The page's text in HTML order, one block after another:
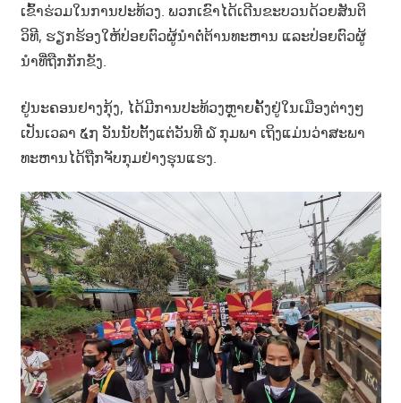
ເຂົ້າຮ່ວມໃນການປະທ້ວງ. ພວກເຂົາໄດ້ເດີນຂະບວນດ້ວຍສັນຕິ
ວິທີ, ຮຽກຮ້ອງໃຫ້ປ່ອຍຕົວຜູ້ນຳຕໍ່ຕ້ານທະຫານ ແລະປ່ອຍຕົວຜູ້
ນຳທີ່ຖືກກັກຂັງ.
ຢູ່ນະຄອນຢາງກຸ້ງ, ໄດ້ມີການປະທ້ວງຫຼາຍຄັ້ງຢູ່ໃນເມືອງຕ່າງໆ
ເປັນເວລາ ໕໗ ວັນນັບຕັ້ງແຕ່ວັນທີ ໖ ກຸມພາ ເຖິງແມ່ນວ່າສະພາ
ທະຫານໄດ້ຖືກຈັບກຸມຢ່າງຮຸນແຮງ.